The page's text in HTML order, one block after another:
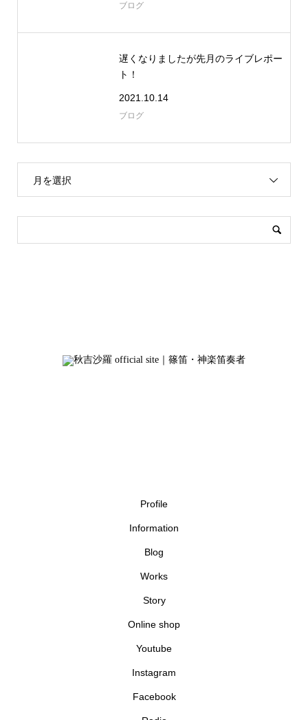
ブログ
遅くなりましたが先月のライブレポー
ト！
2021.10.14
ブログ
月を選択
Profile
Information
Blog
Works
Story
Online shop
Youtube
Instagram
Facebook